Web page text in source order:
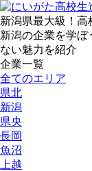
新潟県最大級！高
新潟の企業を学ぼ
ない魅力を紹介
企業一覧
全てのエリア
県北
新潟
県央
長岡
魚沼
上越